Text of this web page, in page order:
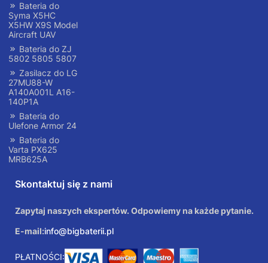
Bateria do
Syma X5HC
X5HW X9S Model
Aircraft UAV
Bateria do ZJ
5802 5805 5807
Zasilacz do LG
27MU88-W
A140A001L A16-
140P1A
Bateria do
Ulefone Armor 24
Bateria do
Varta PX625
MRB625A
Skontaktuj się z nami
Zapytaj naszych ekspertów. Odpowiemy na każde pytanie.
E-mail:info@bigbaterii.pl
PŁATNOŚCI: